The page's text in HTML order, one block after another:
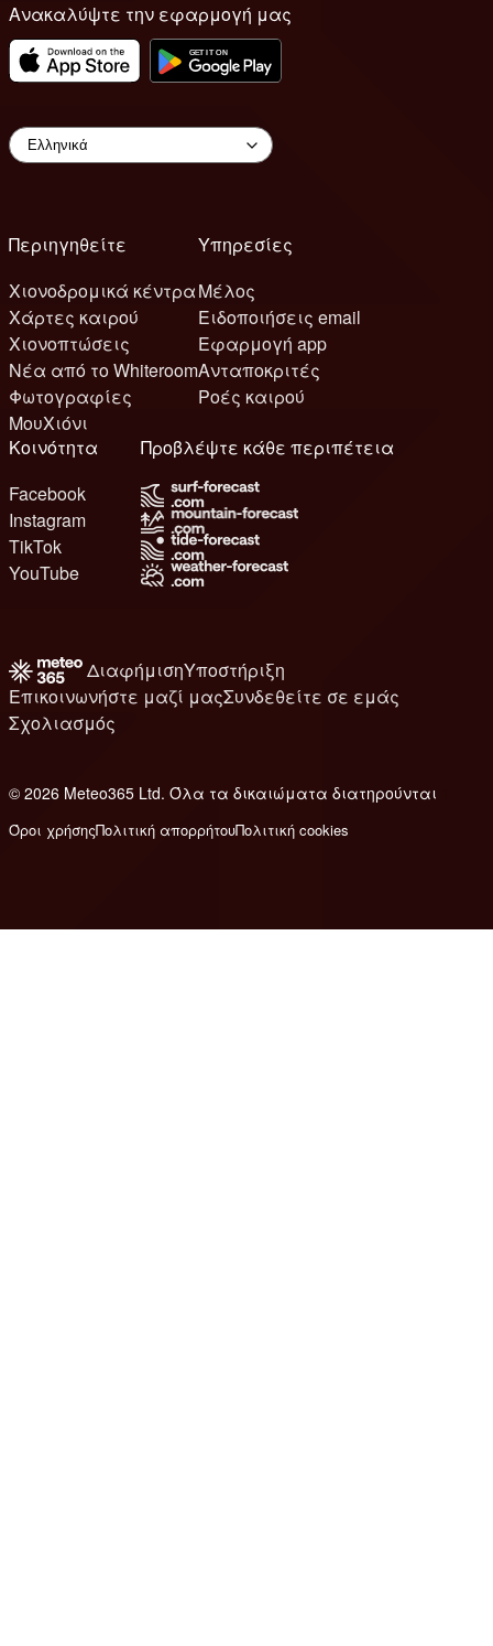
Ανακαλύψτε την εφαρμογή μας
Περιηγηθείτε
Χιονοδρομικά κέντρα
Χάρτες καιρού
Χιονοπτώσεις
Νέα από το Whiteroom
Φωτογραφίες
ΜουΧιόνι
Υπηρεσίες
Μέλος
Ειδοποιήσεις email
Εφαρμογή app
Ανταποκριτές
Ροές καιρού
Κοινότητα
Facebook
Instagram
TikTok
YouTube
Προβλέψτε κάθε περιπέτεια
ΔιαφήμισηΥποστήριξη
Επικοινωνήστε μαζί μαςΣυνδεθείτε σε εμάς
Σχολιασμός
© 2026 Meteo365 Ltd. Όλα τα δικαιώματα διατηρούνται
Όροι χρήσηςΠολιτική απορρήτουΠολιτική cookies